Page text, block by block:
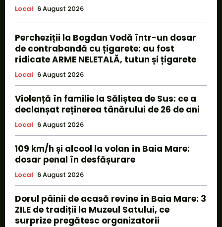
Local 6 August 2026
Percheziții la Bogdan Vodă într-un dosar
de contrabandă cu țigarete: au fost
ridicate ARME NELETALĂ, tutun și țigarete
Local 6 August 2026
Violență în familie la Săliștea de Sus: ce a
declanșat reținerea tânărului de 26 de ani
Local 6 August 2026
109 km/h și alcool la volan în Baia Mare:
dosar penal în desfășurare
Local 6 August 2026
Dorul pâinii de acasă revine în Baia Mare: 3
ZILE de tradiții la Muzeul Satului, ce
surprize pregătesc organizatorii